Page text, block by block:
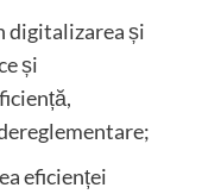
și
și
eficienței